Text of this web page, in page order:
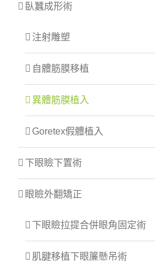
臥蠶成形術
注射雕塑
自體筋膜移植
異體筋膜植入
Goretex假體植入
下眼瞼下置術
眼瞼外翻矯正
下眼瞼拉提合併眼角固定術
肌腱移植下眼簾懸吊術